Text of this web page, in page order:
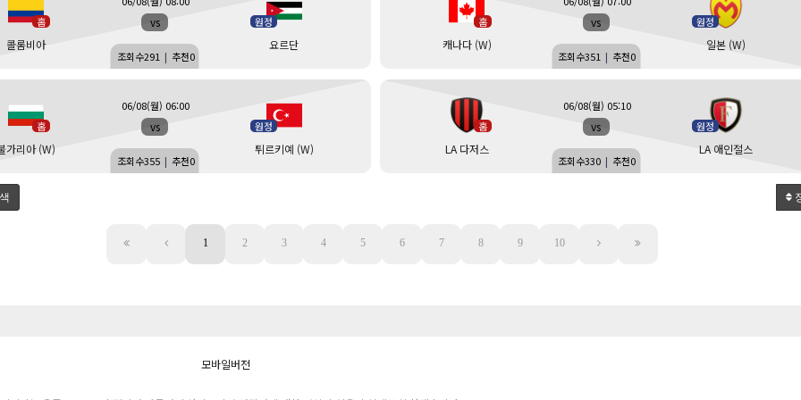
홈
콜롬비아
vs 원정
요르단
조회수291 | 추천0
홈
캐나다 (W)
vs 원정
일본 (W)
조회수351 | 추천0
홈
가리아 (W)
vs 원정
튀르키예 (W)
06/08(월) 06:00
조회수355 | 추천0
홈
LA 다저스
vs 원정
LA 애인절스
06/08(월) 05:10
조회수330 | 추천0
1 2 3 4 5 6 7 8 9 10
모바일버전